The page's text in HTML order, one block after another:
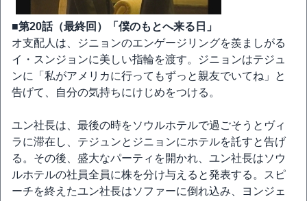
■第20話（最終回）「僕のもとへ来る日」
オ支配人は、ジニョンのエンゲージリングを羨ましがる
イ・スンジョンに美しい指輪を渡す。ジニョンはテジュ
ンに「私がアメリカに行ってもずっと親友でいてね」と
告げて、自分の気持ちにけじめをつける。
ユン社長は、最後の時をソウルホテルで過ごそうとヴィ
ラに滞在し、テジュンとジニョンにホテルを託すと告げ
る。その後、盛大なパーティを開かれ、ユン社長はソウ
ルホテルの社員全員に株を分け与えると発表する。スピ
ーチを終えたユン社長はソファーに倒れ込み、ヨンジェ